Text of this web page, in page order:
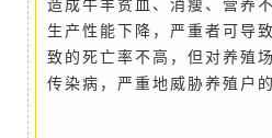
生产性能下降，严重者可导
致的死亡率不高，但对养殖
传染病，严重地威胁养殖户